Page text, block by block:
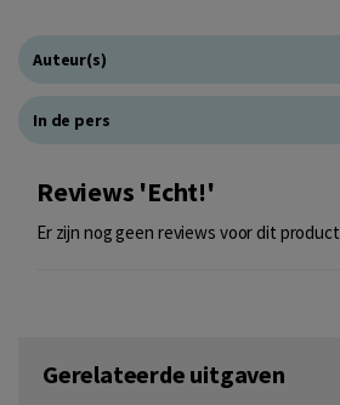
Auteur(s)
In de pers
Reviews 'Echt!'
Er zijn nog geen reviews voor dit product
Gerelateerde uitgaven